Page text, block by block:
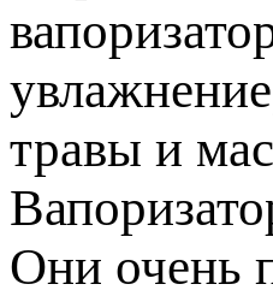
травы и
Они очень